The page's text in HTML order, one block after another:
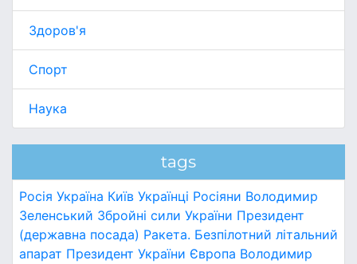
Здоров'я
Спорт
Наука
tags
Росія Україна Київ Українці Росіяни Володимир
Зеленський Збройні сили України Президент
(державна посада) Ракета. Безпілотний літальний
апарат Президент України Європа Володимир